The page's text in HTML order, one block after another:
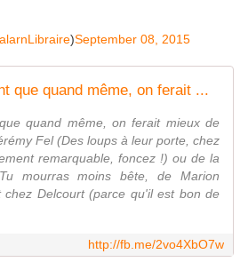
)September 08, 2015
que quand même, on ferait ...
quand même, on ferait mieux de
Fel (Des loups à leur porte, chez
remarquable, foncez !) ou de la
mourras moins bête, de Marion
chez Delcourt (parce qu'il est bon de
http://fb.me/2vo4XbO7w